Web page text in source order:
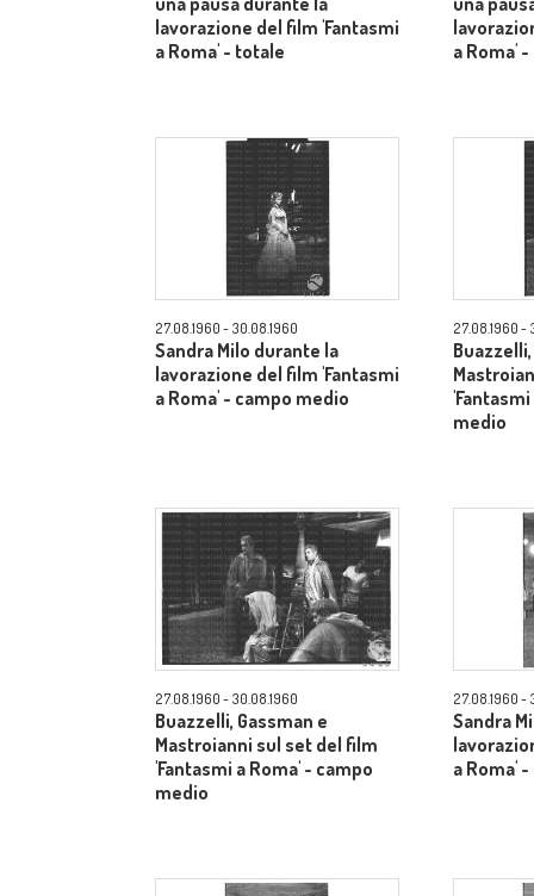
lavorazione del film 'Fantasmi
a Roma' - totale
a Roma'
27.08.1960 - 30.08.1960
Sandra Milo durante la
lavorazione del film 'Fantasmi
a Roma' - campo medio
27.08.1960 -
medio
27.08.1960 - 30.08.1960
Buazzelli, Gassman e
Mastroianni sul set del film
'Fantasmi a Roma' - campo
medio
27.08.1960 -
Sandra
a Roma'